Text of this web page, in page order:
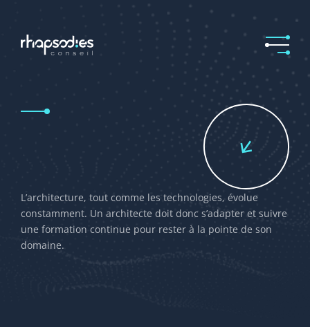
L’architecture, tout comme les technologies, évolue
constamment. Un architecte doit donc s’adapter et suivre
une formation continue pour rester à la pointe de son
domaine.